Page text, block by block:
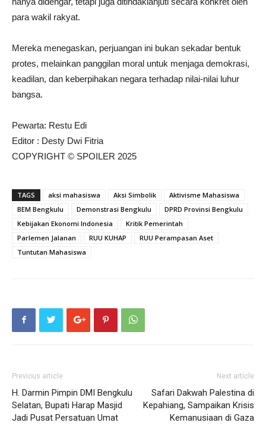
para wakil rakyat.
Mereka menegaskan, perjuangan ini bukan sekadar bentuk
protes, melainkan panggilan moral untuk menjaga demokrasi,
keadilan, dan keberpihakan negara terhadap nilai-nilai luhur
bangsa.
Pewarta: Restu Edi
Editor : Desty Dwi Fitria
COPYRIGHT © SPOILER 2025
TAGS aksi mahasiswa Aksi Simbolik
Aktivisme Mahasiswa
BEM Bengkulu
Demonstrasi Bengkulu
DPRD Provinsi Bengkulu
Kebijakan Ekonomi Indonesia
Kritik Pemerintah
Parlemen Jalanan
RUU KUHAP
RUU Perampasan Aset
Tuntutan Mahasiswa
Previous article
H. Darmin Pimpin DMI Bengkulu
Selatan, Bupati Harap Masjid
Jadi Pusat Persatuan Umat
Next article
Safari Dakwah Palestina di
Kepahiang, Sampaikan Krisis
Kemanusiaan di Gaza